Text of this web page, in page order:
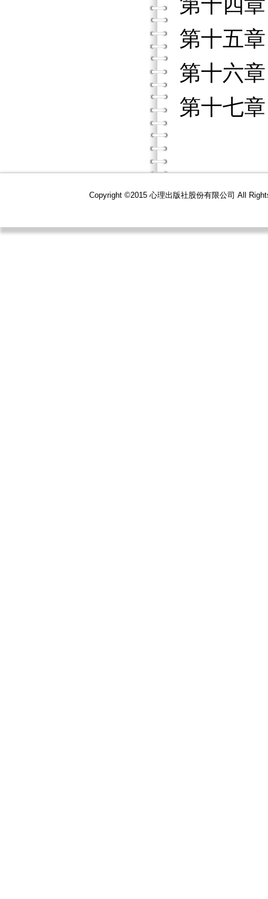
第十四
第十五
第十六
第十七
Copyright ©2015 心理出版社股份有限公司 All